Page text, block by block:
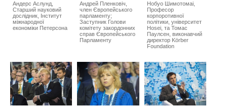
Андерс Аслунд,
Старший науковий
дослідник, Інститут
міжнародної
економіки Петерсона
Андрей Пленковіч,
член Європейського
парламенту;
Заступник Голови
комітету закордонних
справ Європейського
Парламенту
Нобуо Шимотомаі,
Професор
корпоротивної
політики, університет
Hosei, та Томас
Паулсен, виконавчий
директор Körber
Foundation